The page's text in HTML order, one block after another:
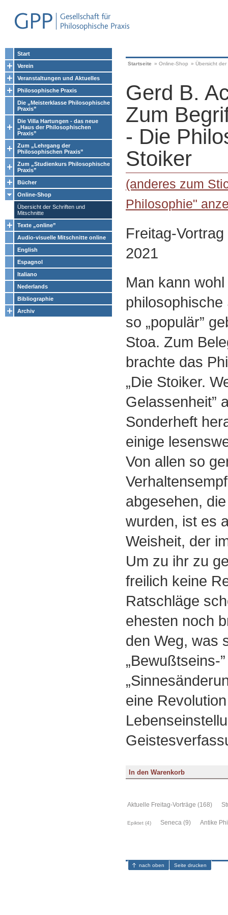
Start
Verein
Veranstaltungen und Aktuelles
Philosophische Praxis
Die „Meisterklasse Philosophische
Praxis”
Die Villa Hartungen - das neue
„Haus der Philosophischen
Praxis”
Zum „Lehrgang der
Philosophischen Praxis”
Zum „Studienkurs Philosophische
Praxis”
Bücher
Online-Shop
Übersicht der Schriften und
Mitschnitte
Texte „online”
Audio-visuelle Mitschnitte online
English
Espagnol
Italiano
Nederlands
Bibliographie
Archiv
Startseite » Online-Shop » Übersicht
Gerd B.
Zum
- Die
Stoiker
(anderes zum
Philosophie"
Freitag-
2021
Man kann
so „populär”
Stoa. Zum
brachte das
„Die Stoiker.
Gelassenheit”
Sonderheft
einige
Von allen so
abgesehen,
wurden, ist es
Weisheit, der
Um zu ihr zu
freilich keine
Ratschläge
ehesten noch
den Weg, was
„Bewußtseins-
eine
Aktuelle Freitag-Vorträge (168)
Epiktet (4) Seneca (9) Antike
nach oben Seite drucken